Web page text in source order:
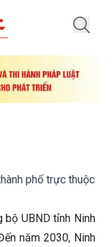
phố trực thuộc
UBND tỉnh Ninh
năm 2030, Ninh